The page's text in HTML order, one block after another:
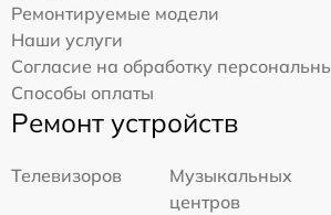
Ремонтируемые модели
Наши услуги
Согласие на обработку
Способы оплаты
Ремонт устройств
Телевизоров
Музыкальных
центров